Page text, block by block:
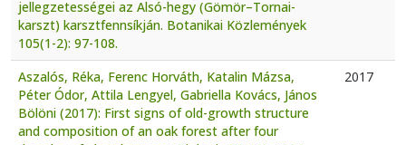
jellegzetességei az Alsó-hegy (Gömör–Tornai-
karszt) karsztfennsíkján. Botanikai Közlemények
105(1-2): 97-108.
Aszalós, Réka, Ferenc Horváth, Katalin Mázsa,
Péter Ódor, Attila Lengyel, Gabriella Kovács, János
Bölöni (2017): First signs of old-growth structure
and composition of an oak forest after four
2017